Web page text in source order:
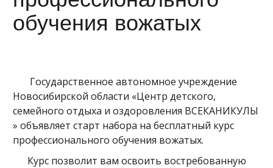
обучения вожатых
Государственное автономное учреждение
Новосибирской области «Центр детского,
семейного отдыха и оздоровления ВСЕКАНИКУЛЫ
» объявляет старт набора на бесплатный курс
профессионального обучения вожатых.
Курс позволит вам освоить востребованную